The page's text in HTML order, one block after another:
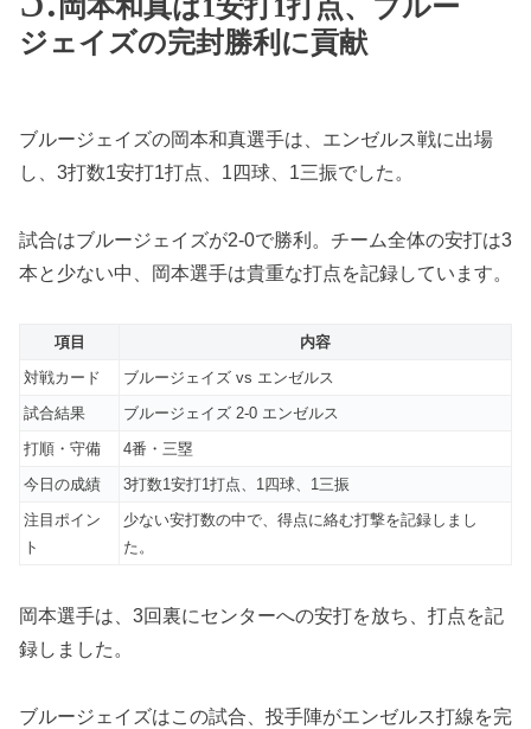
岡本和真は1安打1打点、ブルー
ジェイズの完封勝利に貢献
ブルージェイズの岡本和真選手は、エンゼルス戦に出場
し、3打数1安打1打点、1四球、1三振でした。
試合はブルージェイズが2-0で勝利。チーム全体の安打は3
本と少ない中、岡本選手は貴重な打点を記録しています。
項目
内容
対戦カード
ブルージェイズ vs エンゼルス
試合結果
ブルージェイズ 2-0 エンゼルス
打順・守備
4番・三塁
今日の成績
3打数1安打1打点、1四球、1三振
注目ポイン
ト
少ない安打数の中で、得点に絡む打撃を記録しまし
た。
岡本選手は、3回裏にセンターへの安打を放ち、打点を記
録しました。
ブルージェイズはこの試合、投手陣がエンゼルス打線を完